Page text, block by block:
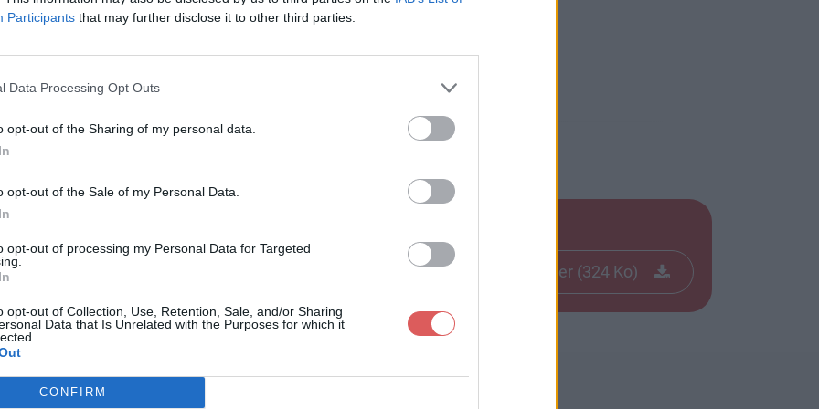
Participants that may further disclose it to other third parties.
Data Processing Opt Outs
opt-out of the Sharing of my personal data.
opt-out of the Sale of my Personal Data.
opt-out of processing my Personal Data for Targeted
opt-out of Collection, Use, Retention, Sale, and/or Sharing
Data that Is Unrelated with the Purposes for which it
CONFIRM
poissons digital.pdf
digital.pdf
Télécharger le fichier (324 Ko)